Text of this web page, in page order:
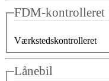
FDM-kontrolleret
Værkstedskontrolleret
Lånebil